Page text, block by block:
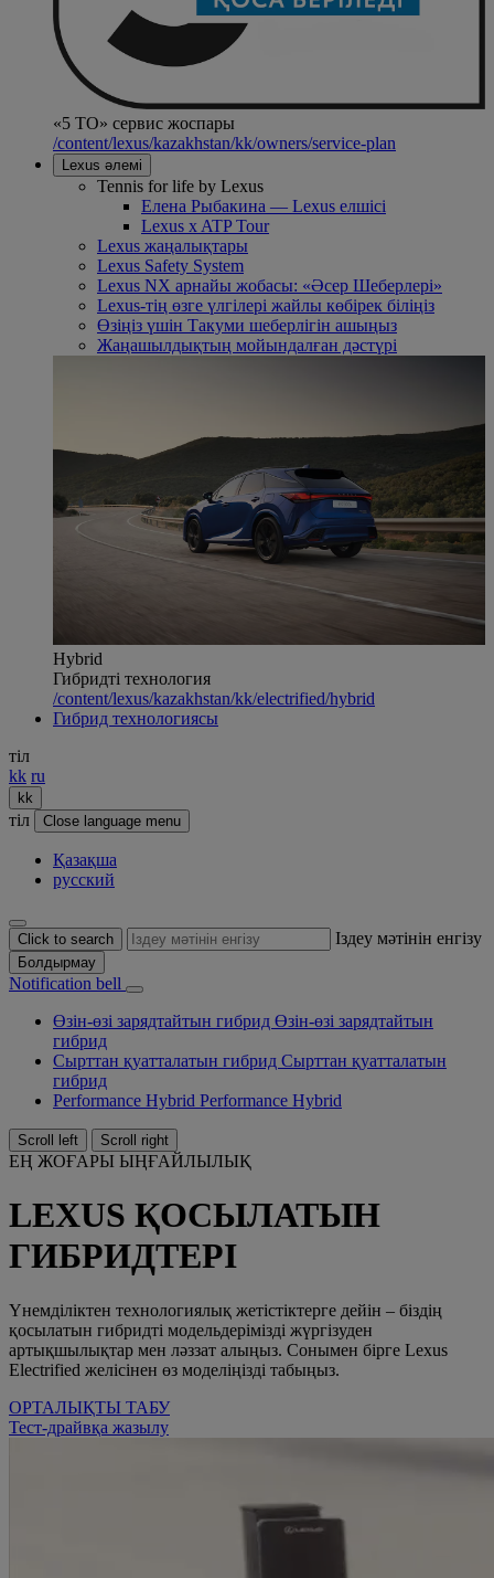
«5 ТО» сервис жоспары
/content/lexus/kazakhstan/kk/owners/service-plan
Lexus әлемі
Tennis for life by Lexus
Елена Рыбакина — Lexus елшісі
Lexus x ATP Tour
Lexus жаңалықтары
Lexus Safety System
Lexus NX арнайы жобасы: «Әсер Шеберлері»
Lexus-тің өзге үлгілері жайлы көбірек біліңіз
Өзіңіз үшін Такуми шеберлігін ашыңыз
Жаңашылдықтың мойындалған дәстүрі
Hybrid
Гибридті технология
/content/lexus/kazakhstan/kk/electrified/hybrid
Гибрид технологиясы
тіл
kk ru
kk
тіл Close language menu
Қазақша
русский
Click to search Іздеу мәтінін енгізу
Болдырмау
Notification bell
Өзін-өзі зарядтайтын гибрид Өзін-өзі зарядтайтын
гибрид
Сырттан қуатталатын гибрид Сырттан қуатталатын
гибрид
Performance Hybrid Performance Hybrid
Scroll left Scroll right
ЕҢ ЖОҒАРЫ ЫҢҒАЙЛЫЛЫҚ
LEXUS ҚОСЫЛАТЫН
ГИБРИДТЕРІ
Үнемділіктен технологиялық жетістіктерге дейін – біздің
қосылатын гибридті модельдерімізді жүргізуден
артықшылықтар мен ләззат алыңыз. Сонымен бірге Lexus
Electrified желісінен өз моделіңізді табыңыз.
ОРТАЛЫҚТЫ ТАБУ
Тест-драйвқа жазылу